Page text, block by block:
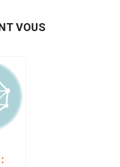
VOUS